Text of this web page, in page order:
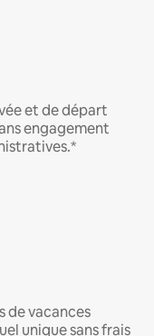
et de départ
engagement
de vacances
unique sans frais